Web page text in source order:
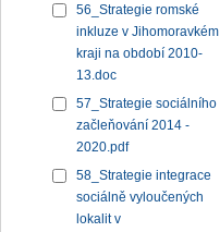
56_Strategie romské
inkluze v Jihomoravkém
kraji na období 2010-
13.doc
57_Strategie sociálního
začleňování 2014 -
2020.pdf
58_Strategie integrace
sociálně vyloučených
lokalit v